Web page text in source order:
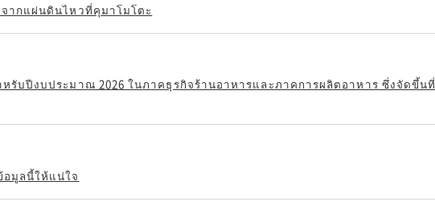
ากแผ่นดินไหวที่คุมาโมโตะ
รับปีงบประมาณ 2026 ในภาคธุรกิจร้านอาหารและภาคการผลิตอาหาร ซึ่งจัดขึ้นที่
อมูลนี้ให้แน่ใจ